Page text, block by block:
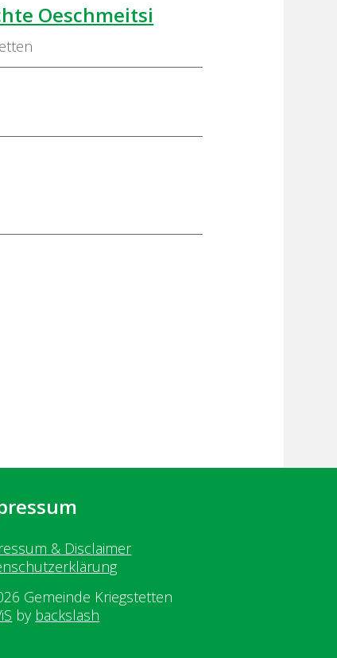
Oeschmeitsi
& Disclaimer
Gemeinde Kriegstetten
by backslash